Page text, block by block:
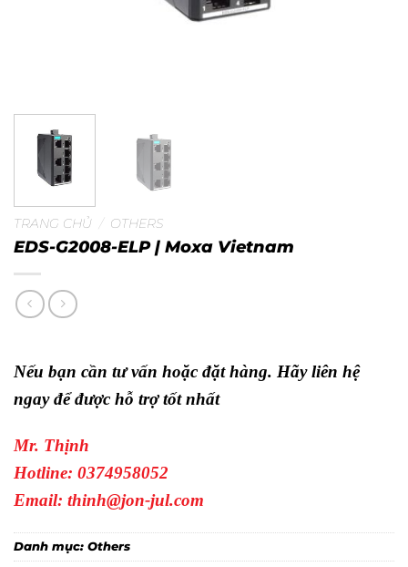
TRANG CHỦ / OTHERS
EDS-G2008-ELP | Moxa Vietnam
Nếu bạn cần tư vấn hoặc đặt hàng. Hãy liên hệ
ngay để được hỗ trợ tốt nhất
Mr. Thịnh
Hotline: 0374958052
Email: thinh@jon-jul.com
Danh mục: Others